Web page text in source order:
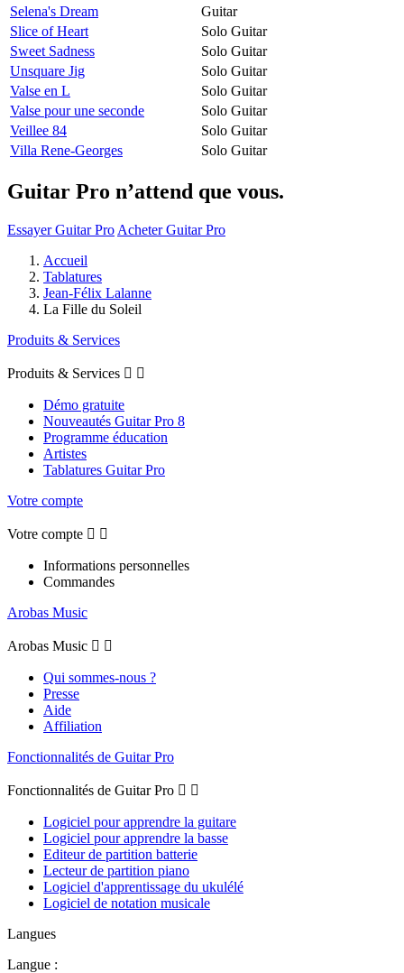
Selena's Dream
Guitar
Slice of Heart
Solo Guitar
Sweet Sadness
Solo Guitar
Unsquare Jig
Solo Guitar
Valse en L
Solo Guitar
Valse pour une seconde
Solo Guitar
Veillee 84
Solo Guitar
Villa Rene-Georges
Solo Guitar
Guitar Pro n’attend que vous.
Essayer Guitar Pro Acheter Guitar Pro
Accueil
Tablatures
Jean-Félix Lalanne
La Fille du Soleil
Produits & Services
Produits & Services  
Démo gratuite
Nouveautés Guitar Pro 8
Programme éducation
Artistes
Tablatures Guitar Pro
Votre compte
Votre compte  
Informations personnelles
Commandes
Arobas Music
Arobas Music  
Qui sommes-nous ?
Presse
Aide
Affiliation
Fonctionnalités de Guitar Pro
Fonctionnalités de Guitar Pro  
Logiciel pour apprendre la guitare
Logiciel pour apprendre la basse
Editeur de partition batterie
Lecteur de partition piano
Logiciel d'apprentissage du ukulélé
Logiciel de notation musicale
Langues
Langue :